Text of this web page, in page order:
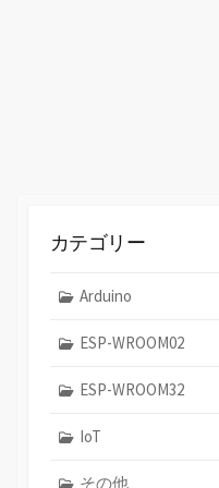
カテゴリー
Arduino
ESP-WROOM02
ESP-WROOM32
IoT
その他